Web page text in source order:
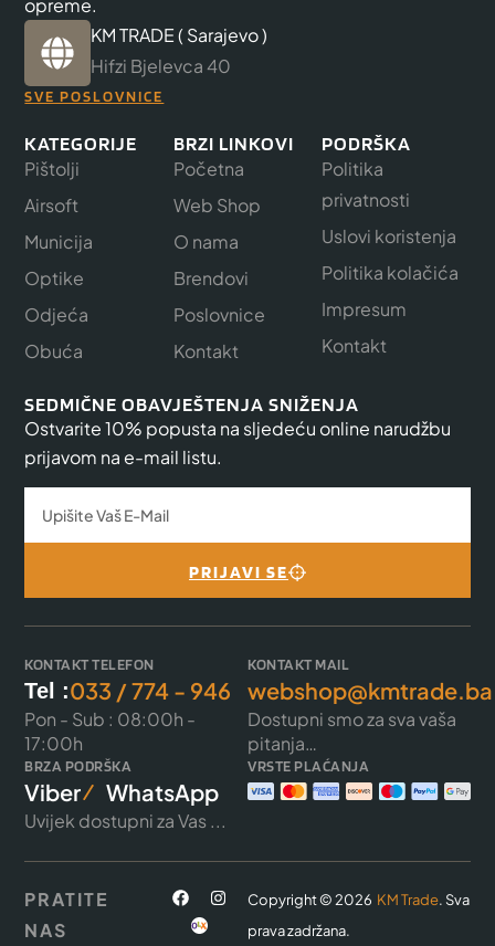
opreme.
KM TRADE ( Sarajevo )
Hifzi Bjelevca 40
SVE POSLOVNICE
KATEGORIJE
Pištolji
Airsoft
Municija
Optike
Odjeća
Obuća
BRZI LINKOVI
Početna
Web Shop
O nama
Brendovi
Poslovnice
Kontakt
PODRŠKA
Politika
privatnosti
Uslovi koristenja
Politika kolačića
Impresum
Kontakt
SEDMIČNE OBAVJEŠTENJA SNIŽENJA
Ostvarite 10% popusta na sljedeću online narudžbu
prijavom na e-mail listu.
PRIJAVI SE
KONTAKT TELEFON
Tel :033 / 774 - 946
Pon - Sub : 08:00h -
17:00h
KONTAKT MAIL
webshop@kmtrade.ba
Dostupni smo za sva vaša
pitanja…
BRZA PODRŠKA
Viber WhatsApp
Uvijek dostupni za Vas ...
VRSTE PLAĆANJA
Copyright © 2026 KM Trade. Sva
prava zadržana.
PRATITE
NAS